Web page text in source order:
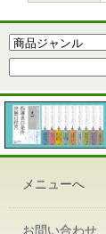
メニューへ
お問い合わせ